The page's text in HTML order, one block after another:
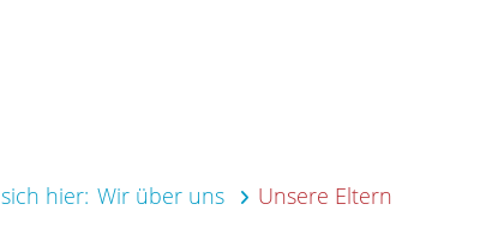
hier: Wir über uns Unsere Eltern